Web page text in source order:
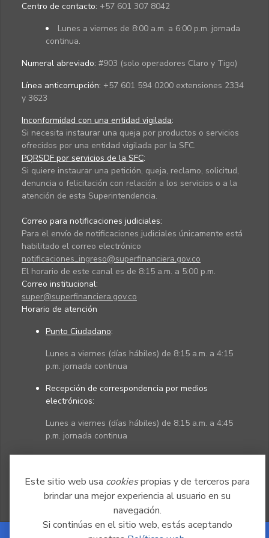
Este sitio web usa cookiespropias y de terceros para
brindar una mejor experiencia al usuario en su
navegación.
Si continúas en el sitio web, estás aceptando
Centro de contacto: +57 601 307 8042
Lunes a viernes de 8:00 a.m. a 6:00 p.m. jornada
continua.
Numeral abreviado: #903 (solo operadores Claro y Tigo)
Línea anticorrupción: +57 601 594 0200 extensiones 2334
y 3623
Inconformidad con una entidad vigilada:
Si necesita instaurar una queja por productos o servicios
ofrecidos por una entidad vigilada por la SFC.
PQRSDF por servicios de la SFC:
Si quiere instaurar una petición, queja, reclamo, solicitud,
denuncia o felicitación con relación a los servicios o a la
atención de esta Superintendencia.
Correo para notificaciones judiciales:
Para el envío de notificaciones judiciales únicamente está
habilitado el correo electrónico
notificaciones_ingreso@superfinanciera.gov.co
El horario de este canal es de 8:15 a.m. a 5:00 p.m.
Correo institucional:
super@superfinanciera.gov.co
Horario de atención
Punto Ciudadano:
Lunes a viernes (días hábiles) de 8:15 a.m. a 4:15
p.m. jornada continua
Recepción de correspondencia por medios
electrónicos:
Lunes a viernes (días hábiles) de 8:15 a.m. a 4:45
p.m. jornada continua